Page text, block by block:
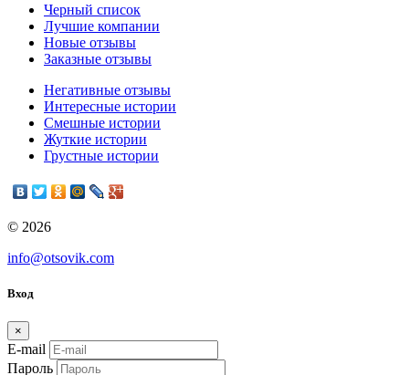
Черный список
Лучшие компании
Новые отзывы
Заказные отзывы
Негативные отзывы
Интересные истории
Смешные истории
Жуткие истории
Грустные истории
© 2026
info@otsovik.com
Вход
×
E-mail
Пароль